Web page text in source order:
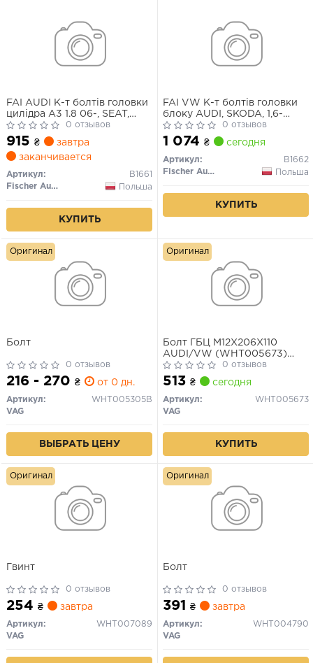
FAI AUDI К-т болтів головки
цилідра A3 1.8 06-, SEAT,
SKODA, VW 0 отзывов
915 ₴
завтра
заканчивается
Артикул:
B1661
Fischer Automotive One (FA1)
Польша
КУПИТЬ
FAI VW К-т болтів головки
блоку AUDI, SKODA, 1,6-
2,0TDI 03-
0 отзывов
1 074 ₴ сегодня
Артикул:
B1662
Fischer Automotive One (FA1)
Польша
КУПИТЬ
Болт
0 отзывов
216 - 270 ₴ от 0 дн.
Артикул:
WHT005305B
VAG
ВЫБРАТЬ ЦЕНУ
Оригинал
Болт ГБЦ M12X206X110
AUDI/VW (WHT005673)
VAG
0 отзывов
513 ₴ сегодня
Артикул:
WHT005673
VAG
КУПИТЬ
Оригинал
Гвинт
0 отзывов
254 ₴ завтра
Артикул:
WHT007089
VAG
Оригинал
Болт
0 отзывов
391 ₴ завтра
Артикул:
WHT004790
VAG
Оригинал